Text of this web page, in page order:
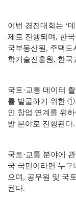
이번 경진대회는 ‘
제로 진행되며, 한
국부동산원, 주택
학기술진흥원, 한국
국토·교통 데이터
를 발굴하기 위한 ①
인 창업 연계를 위
발 분야로 진행된다.
국토·교통 분야에
국 국민이라면 누구
으며, 공무원 및 국
된다.